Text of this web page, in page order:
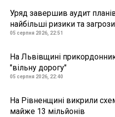
Уряд завершив аудит
найбільші ризики та загрози
05 серпня 2026, 22:51
На Львівщині
"вільну дорогу"
05 серпня 2026, 22:40
На Рівненщині викрили
майже 13 мільйонів